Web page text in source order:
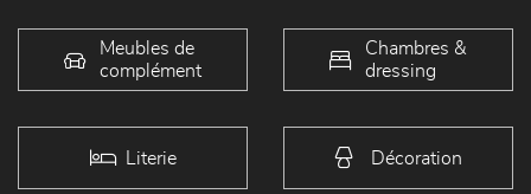
Meubles de
complément
Chambres &
dressing
Literie Décoration